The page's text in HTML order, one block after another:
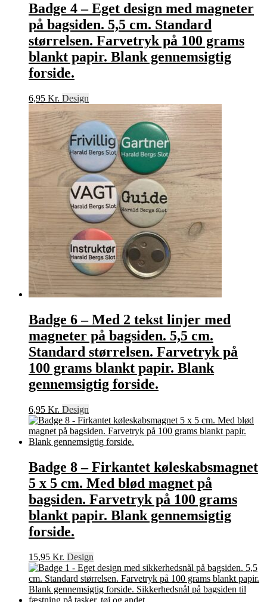
Badge 4 – Eget design med magneter
på bagsiden. 5,5 cm. Standard
størrelsen. Farvetryk på 100 grams
blankt papir. Blank gennemsigtig
forside.
6,95 Kr. Design
Badge 6 – Med 2 tekst linjer med
magneter på bagsiden. 5,5 cm.
Standard størrelsen. Farvetryk på
100 grams blankt papir. Blank
gennemsigtig forside.
6,95 Kr. Design
Badge 8 – Firkantet køleskabsmagnet
5 x 5 cm. Med blød magnet på
bagsiden. Farvetryk på 100 grams
blankt papir. Blank gennemsigtig
forside.
15,95 Kr. Design